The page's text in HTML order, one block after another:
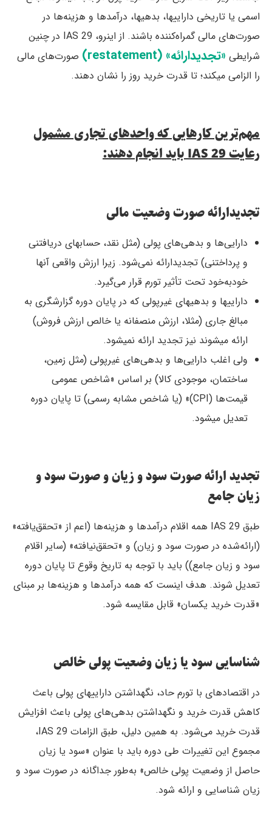
اسمی یا تاریخی داراییها، بدهیها، درآمدها و هزینه‌ها در
صورت‌های مالی گمراه‌کننده باشند. از اینرو، IAS 29 در چنین
شرایطی«تجدیدارائه» (restatement)
صورت‌های مالی
را الزامی میکند؛ تا قدرت خرید روز را نشان دهند.
مهم‌ترین کارهایی که واحدهای تجاری مشمول
رعایت IAS 29 باید انجام دهند:
تجدیدارائه صورت وضعیت مالی
دارایی‌ها و بدهی‌های پولی (مثل نقد، حسابهای دریافتنی
و پرداختنی) تجدیدارائه نمی‌شود. زیرا ارزش واقعی آنها
خودبه‌خود تحت تأثیر تورم قرار می‌گیرد.
داراییها و بدهیهای غیرپولی که در پایان دوره گزارشگری به
مبالغ جاری (مثلا، ارزش منصفانه یا خالص ارزش فروش)
ارائه میشوند نیز تجدید ارائه نمیشود.
ولی اغلب دارایی‌ها و بدهی‌های غیرپولی (مثل زمین،
ساختمان، موجودی کالا) بر اساس «شاخص عمومی
قیمت‌ها (CPI)» (یا شاخص مشابه رسمی) تا پایان دوره
تعدیل میشود.
تجدید ارائه صورت سود و زیان و صورت سود و
زیان جامع
طبق IAS 29 همه اقلام درآمدها و هزینه‌ها (اعم از «تحقق‌یافته»
(ارائه‌شده در صورت سود و زیان) و «تحقق‌نیافته» (سایر اقلام
سود و زیان جامع)) باید با توجه به تاریخ وقوع تا پایان دوره
تعدیل شوند. هدف اینست که همه درآمدها و هزینه‌ها بر مبنای
«قدرت خرید یکسان» قابل مقایسه شود.
شناسایی سود یا زیان وضعیت پولی خالص
در اقتصادهای با تورم حاد، نگهداشتن داراییهای پولی باعث
کاهش قدرت خرید و نگهداشتن بدهی‌های پولی باعث افزایش
قدرت خرید می‌شود. به همین دلیل، طبق الزامات IAS 29،
مجموع این تغییرات طی دوره باید با عنوان «سود یا زیان
حاصل از وضعیت پولی خالص» به‌طور جداگانه در صورت سود و
زیان شناسایی و ارائه شود.